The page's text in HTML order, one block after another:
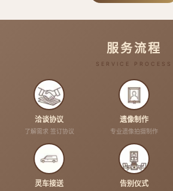
服务流程
SERVICE PROCESS
洽谈协议
了解需求 签订协议
遗像制作
专业遗像拍摄制作
灵车接送 告别仪式